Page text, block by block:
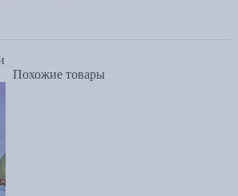
Похожие товары